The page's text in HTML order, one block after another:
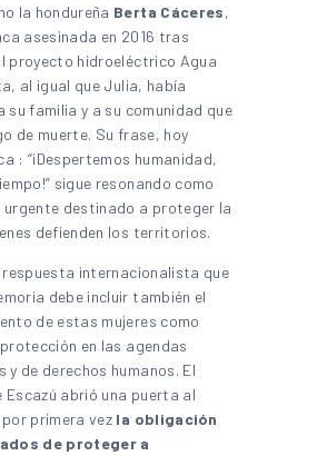
la hondureña Berta Cáceres,
asesinada en 2016 tras
proyecto hidroeléctrico Agua
al igual que Julia, había
su familia y a su comunidad que
de muerte. Su frase, hoy
: “¡Despertemos humanidad,
sigue resonando como
urgente destinado a proteger la
defienden los territorios.
respuesta internacionalista que
debe incluir también el
de estas mujeres como
en las agendas
y de derechos humanos. El
Escazú abrió una puerta al
primera vez la obligación
de proteger a